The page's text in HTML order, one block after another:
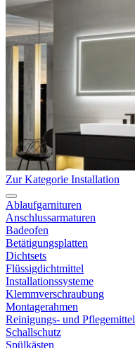
Zur Kategorie Installation
Ablaufgarnituren
Anschlussarmaturen
Badeofen
Betätigungsplatten
Dichtsets
Flüssigdichtmittel
Installationssysteme
Klemmverschraubung
Montagerahmen
Reinigungs- und Pflegemittel
Schallschutz
Spülkästen